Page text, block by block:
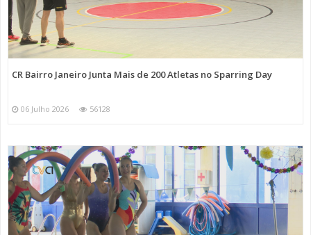
CR Bairro Janeiro Junta Mais de 200 Atletas no Sparring Day
06 Julho 2026 56128